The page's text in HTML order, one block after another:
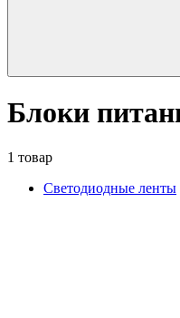
Блоки
1 товар
Светодиодные ленты